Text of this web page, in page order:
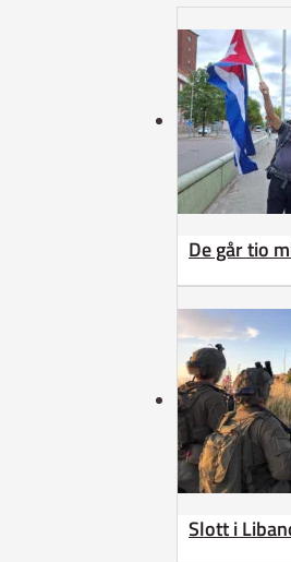
De går tio
Slott i